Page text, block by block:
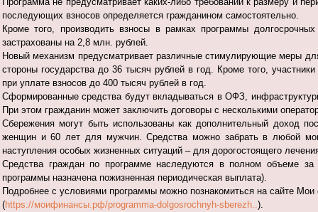
последующих взносов определяется гражданином самостоятельно.
Кроме того, производить взносы в рамках программы
застрахованы на 2,8 млн. рублей.
Новый механизм предусматривает различные стимулирующие меры
стороны государства до 36 тысяч рублей в год. Кроме того,
при уплате взносов до 400 тысяч рублей в год.
Сформированные средства будут вкладываться в ОФЗ,
При этом гражданин может заключить договоры с несколькими
Сбережения могут быть использованы как дополнительный доход
женщин и 60 лет для мужчин. Средства можно забрать в любой
наступления особых жизненных ситуаций – для дорогостоящего
Средства граждан по программе наследуются в полном объеме
программы назначена пожизненная периодическая выплата).
Подробнее с условиями программы можно познакомиться на сайте
(https://моифинансы.рф/programma-dolgosrochnyh-sberezh..).